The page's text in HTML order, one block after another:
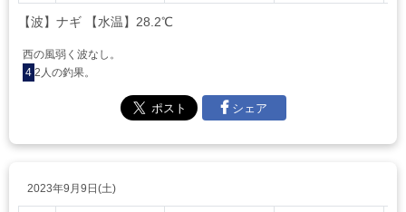
【波】ナギ 【水温】28.2℃
西の風弱く波なし。
4 2人の釣果。
シェア
2023年9月9日(土)